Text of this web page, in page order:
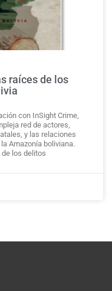
raíces de los
con InSight Crime,
red de actores,
y las relaciones
Amazonía boliviana.
los delitos